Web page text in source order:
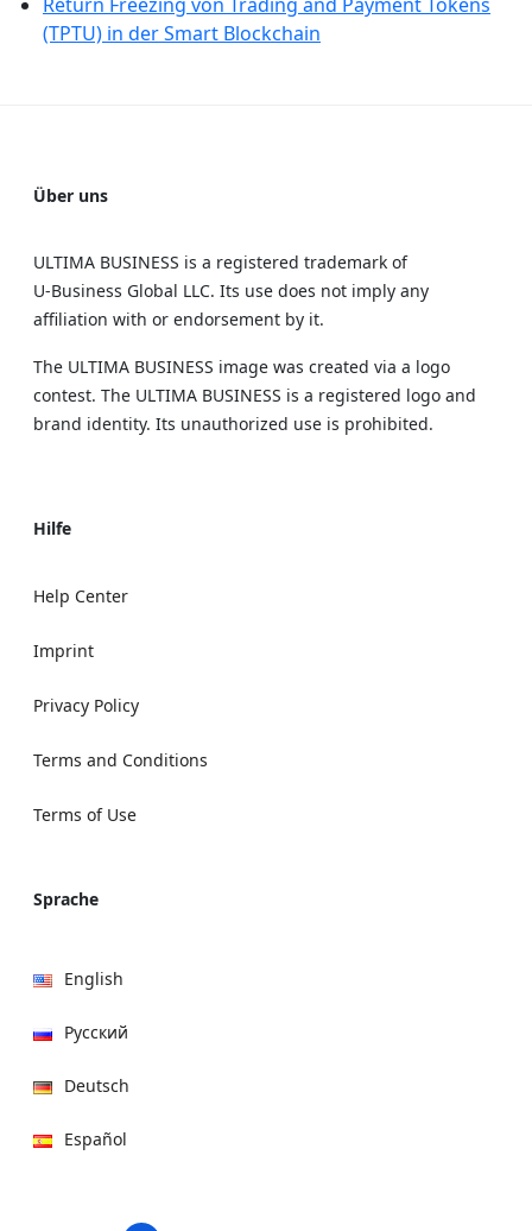
(TPTU) in der Smart Blockchain
Über uns
ULTIMA BUSINESS is a registered trademark of
U‑Business Global LLC. Its use does not imply any
affiliation with or endorsement by it.
The ULTIMA BUSINESS image was created via a logo
contest. The ULTIMA BUSINESS is a registered logo and
brand identity. Its unauthorized use is prohibited.
Hilfe
Help Center
Imprint
Privacy Policy
Terms and Conditions
Terms of Use
Sprache
English
Русский
Deutsch
Español